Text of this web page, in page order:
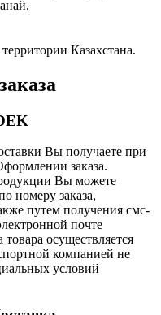
Казахстана.
Вы получаете при
заказа.
Вы можете
номеру заказа,
путем получения смс-
почте
осуществляется
компанией не
условий